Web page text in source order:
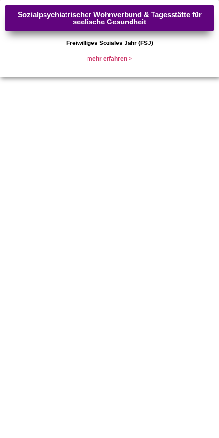
Sozialpsychiatrischer Wohnverbund & Tagesstätte für
seelische Gesundheit
Freiwilliges Soziales Jahr (FSJ)
mehr erfahren >